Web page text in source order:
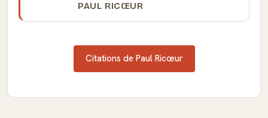
PAUL RICŒUR
Citations de Paul Ricœur